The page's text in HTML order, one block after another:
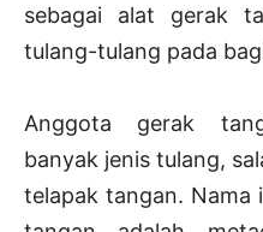
sebagai alat gerak
tulang-tulang pada
Anggota gerak
banyak jenis tulang,
telapak tangan. Nama